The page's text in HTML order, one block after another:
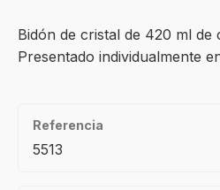
Bidón de cristal de 420 ml
Presentado individualmente
Referencia
5513